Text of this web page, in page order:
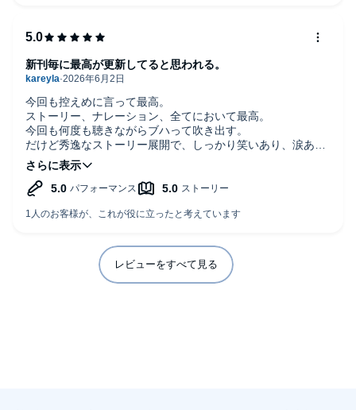
今回も控えめに言って最高。
ストーリー、ナレーション、全てにおいて最高。
今回も何度も聴きながらブハって吹き出す。
だけど秀逸なストーリー展開で、しっかり笑いあり、涙あ
り、笑いあり。
琴子先生の著書の中で1番好きだわ。
いや、他の作品も面白いんだけども。
何はともあれ、今回も本当に面白かったなぁ。
王子もうちょっと話して欲しいのぅ…
続きが今から待ち遠しい…
新刊毎に最高が更新してると思われる。
レビューをすべて見る